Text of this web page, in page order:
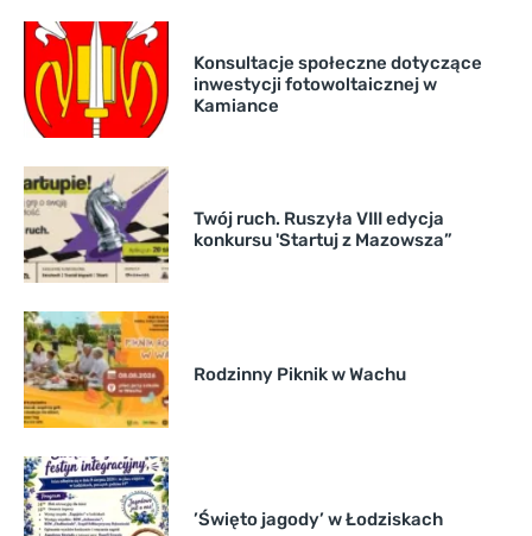
Konsultacje społeczne dotyczące
inwestycji fotowoltaicznej w
Kamiance
Twój ruch. Ruszyła VIII edycja
konkursu 'Startuj z Mazowsza”
Rodzinny Piknik w Wachu
’Święto jagody’ w Łodziskach